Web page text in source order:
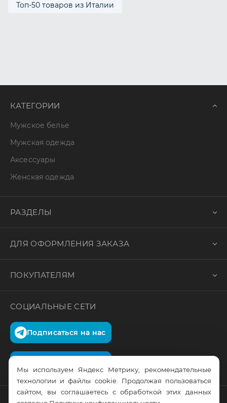
Топ-50 товаров из Италии
КАТЕГОРИИ
Мужское белье
Мужская одежда
Аксессуары
Женская одежда
РАЗДЕЛЫ
ДЛЯ ОФОРМЛЕНИЯ ЗАКАЗА
ПОКУПАТЕЛЯМ
СОЦИАЛЬНЫЕ СЕТИ
Подписаться на нас
Мы используем Яндекс Метрику, рекомендательные
технологии и файлы cookie. Продолжая пользоваться
сайтом, вы соглашаетесь с обработкой этих данных